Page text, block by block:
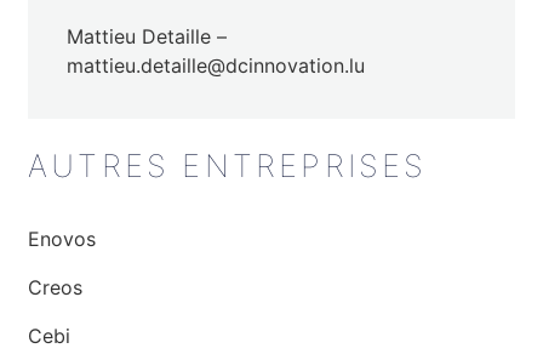
Mattieu Detaille –
mattieu.detaille@dcinnovation.lu
AUTRES ENTREPRISES
Enovos
Creos
Cebi